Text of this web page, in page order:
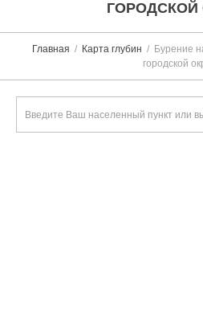
ГОРОДСКОЙ
Главная Карта глубин
Бурение
городской